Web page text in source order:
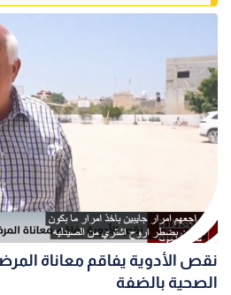
نقص الأدوية يفاقم معاناة
الصحية بالضفة